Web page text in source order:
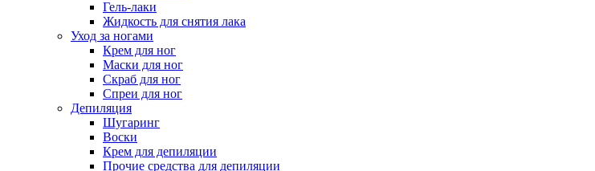
Гель-лаки
Жидкость для снятия лака
Уход за ногами
Крем для ног
Маски для ног
Скраб для ног
Спреи для ног
Депиляция
Шугаринг
Воски
Крем для депиляции
Прочие средства для депиляции